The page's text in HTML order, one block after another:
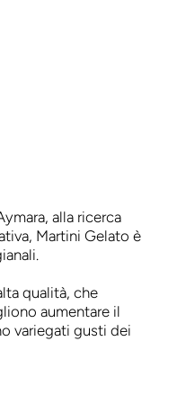
alla ricerca
Martini Gelato è
qualità, che
aumentare il
variegati gusti dei